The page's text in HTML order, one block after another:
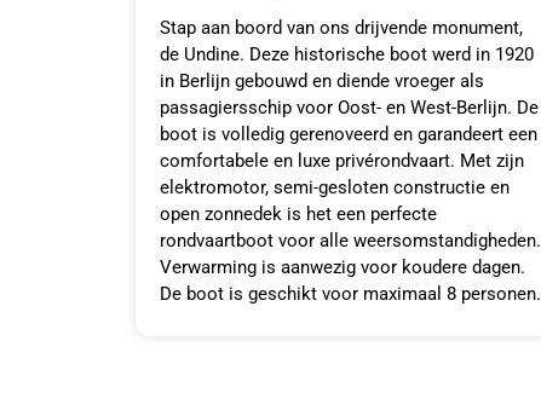
Stap aan boord van ons drijvende monument,
de Undine. Deze historische boot werd in 1920
in Berlijn gebouwd en diende vroeger als
passagiersschip voor Oost- en West-Berlijn. De
boot is volledig gerenoveerd en garandeert een
comfortabele en luxe privérondvaart. Met zijn
elektromotor, semi-gesloten constructie en
open zonnedek is het een perfecte
rondvaartboot voor alle weersomstandigheden.
Verwarming is aanwezig voor koudere dagen.
De boot is geschikt voor maximaal 8 personen.